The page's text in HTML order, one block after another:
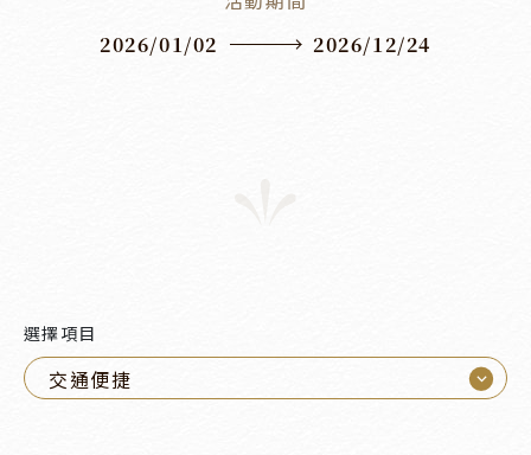
2026/01/02 2026/12/24
選擇項目
交通便捷 ⌵